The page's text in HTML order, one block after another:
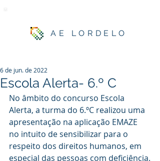
AE LORDELO
Escola Alerta- 6.º C
6 de jun. de 2022
No âmbito do concurso Escola
Alerta, a turma do 6.ºC realizou uma
apresentação na aplicação EMAZE
no intuito de sensibilizar para o
respeito dos direitos humanos, em
especial das pessoas com deficiência.